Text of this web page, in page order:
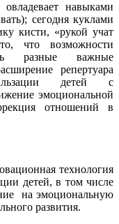
навыками
сегодня куклами
кисти, «рукой учат
что возможности
разные важные
репертуара
детей с
эмоциональной
отношений в
технология
детей, в том числе
на эмоциональную
развития.